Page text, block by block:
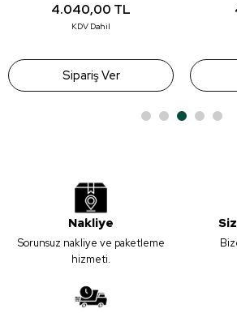
Ürün bilgilerinde hatalar bulunuyor.
Ürün fiyatı diğer sitelerden daha pahalı.
4.040,00 TL
KDV Dahil
Sipariş Ver
Nakliye
Sorunsuz nakliye ve paketleme
hizmeti.